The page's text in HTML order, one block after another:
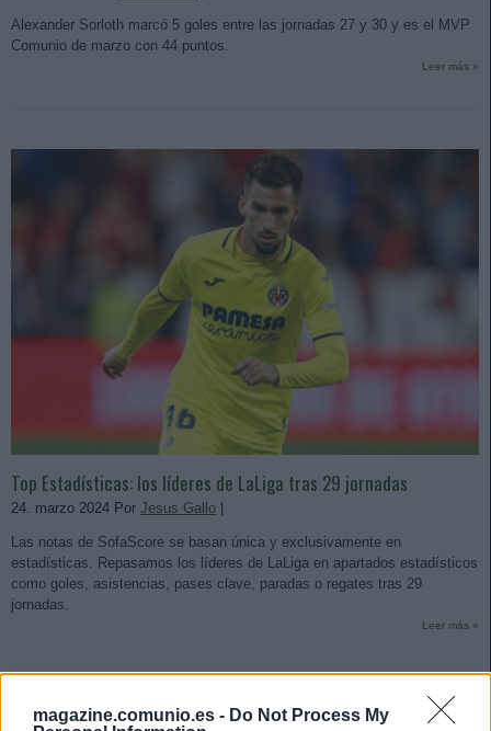
magazine.comunio.es - Do Not Process My
Alexander Sorloth marcó 5 goles entre las jornadas 27 y 30 y es el MVP
Comunio de marzo con 44 puntos.
Leer más »
Top Estadísticas: los líderes de LaLiga tras 29 jornadas
24. marzo 2024 Por Jesus Gallo |
Las notas de SofaScore se basan única y exclusivamente en
estadísticas. Repasamos los líderes de LaLiga en apartados estadísticos
como goles, asistencias, pases clave, paradas o regates tras 29
jornadas.
Leer más »